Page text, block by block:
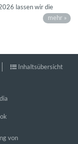
lassen wir die
mehr »
Inhaltsübersicht
von